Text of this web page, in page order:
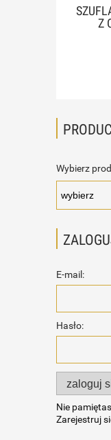
Z
Wybierz
E-mail:
Hasło:
zaloguj
Nie
Zarejestruj